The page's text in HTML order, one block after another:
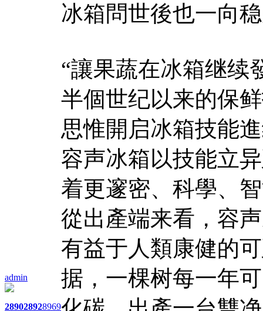
admin
289028928969
冰箱問世後也一向
“讓果蔬在冰箱继续
半個世纪以来的保
思惟開启冰箱技能
容声冰箱以技能立
着更邃密、科學、
從出產端来看，容
有益于人類康健的
据，一棵树每一年